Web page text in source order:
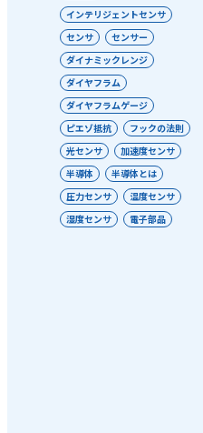
インテリジェントセンサ
センサ
センサー
ダイナミックレンジ
ダイヤフラム
ダイヤフラムゲージ
ピエゾ抵抗
フックの法則
光センサ
加速度センサ
半導体
半導体とは
圧力センサ
温度センサ
湿度センサ
電子部品